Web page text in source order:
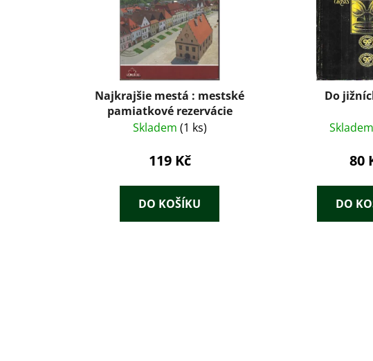
Najkrajšie mestá : mestské
pamiatkové rezervácie
Skladem (1 ks)
119 Kč
DO KOŠÍKU
Do
80
DO